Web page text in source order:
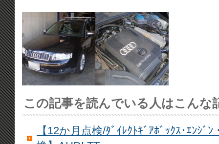
この記事を読んでいる人はこんな
【12か月点検/ﾀﾞｲﾚｸﾄｷﾞｱﾎﾞｯｸｽ･ｴﾝｼﾞﾝ